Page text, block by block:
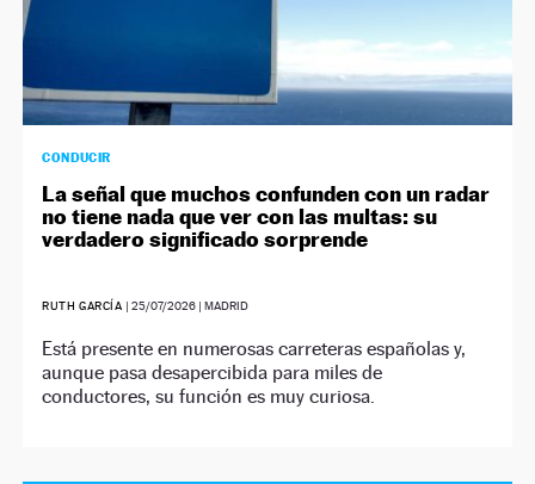
CONDUCIR
La señal que muchos confunden con un radar
no tiene nada que ver con las multas: su
verdadero significado sorprende
RUTH GARCÍA |25/07/2026 | MADRID
Está presente en numerosas carreteras españolas y,
aunque pasa desapercibida para miles de
conductores, su función es muy curiosa.